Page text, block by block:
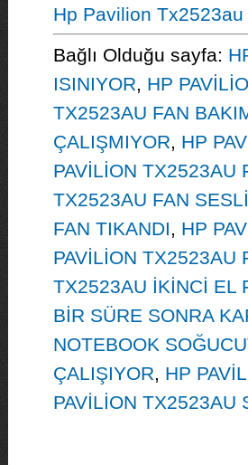
Hp Pavilion
Bağlı Olduğu sayfa:
ISINIYOR, HP
TX2523AU FAN
ÇALIŞMIYOR, HP
PAVİLİON TX2523AU
TX2523AU FAN
FAN TIKANDI, HP
PAVİLİON TX2523AU
TX2523AU İKİNCİ EL
BİR SÜRE SONRA
NOTEBOOK
ÇALIŞIYOR, HP
PAVİLİON TX2523AU